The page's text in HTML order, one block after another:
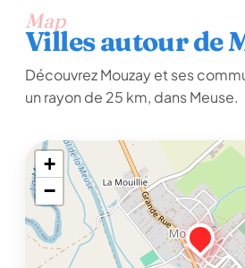
Map
Villes autour de
Découvrez Mouzay et ses
un rayon de 25 km, dans Meuse.
+
−